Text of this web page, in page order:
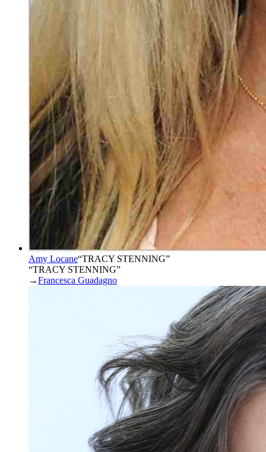
Amy Locane“TRACY STENNING”
“TRACY STENNING”
→Francesca Guadagno